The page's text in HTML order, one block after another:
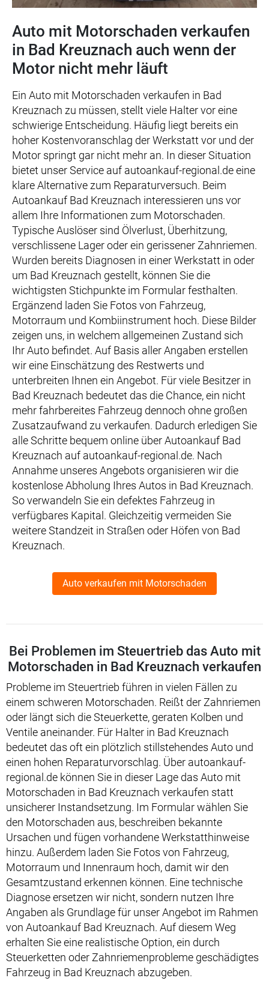
Auto mit Motorschaden verkaufen
in Bad Kreuznach auch wenn der
Motor nicht mehr läuft
Ein Auto mit Motorschaden verkaufen in Bad
Kreuznach zu müssen, stellt viele Halter vor eine
schwierige Entscheidung. Häufig liegt bereits ein
hoher Kostenvoranschlag der Werkstatt vor und der
Motor springt gar nicht mehr an. In dieser Situation
bietet unser Service auf autoankauf-regional.de eine
klare Alternative zum Reparaturversuch. Beim
Autoankauf Bad Kreuznach interessieren uns vor
allem Ihre Informationen zum Motorschaden.
Typische Auslöser sind Ölverlust, Überhitzung,
verschlissene Lager oder ein gerissener Zahnriemen.
Wurden bereits Diagnosen in einer Werkstatt in oder
um Bad Kreuznach gestellt, können Sie die
wichtigsten Stichpunkte im Formular festhalten.
Ergänzend laden Sie Fotos von Fahrzeug,
Motorraum und Kombiinstrument hoch. Diese Bilder
zeigen uns, in welchem allgemeinen Zustand sich
Ihr Auto befindet. Auf Basis aller Angaben erstellen
wir eine Einschätzung des Restwerts und
unterbreiten Ihnen ein Angebot. Für viele Besitzer in
Bad Kreuznach bedeutet das die Chance, ein nicht
mehr fahrbereites Fahrzeug dennoch ohne großen
Zusatzaufwand zu verkaufen. Dadurch erledigen Sie
alle Schritte bequem online über Autoankauf Bad
Kreuznach auf autoankauf-regional.de. Nach
Annahme unseres Angebots organisieren wir die
kostenlose Abholung Ihres Autos in Bad Kreuznach.
So verwandeln Sie ein defektes Fahrzeug in
verfügbares Kapital. Gleichzeitig vermeiden Sie
weitere Standzeit in Straßen oder Höfen von Bad
Kreuznach.
Auto verkaufen mit Motorschaden
Bei Problemen im Steuertrieb das Auto mit
Motorschaden in Bad Kreuznach verkaufen
Probleme im Steuertrieb führen in vielen Fällen zu
einem schweren Motorschaden. Reißt der Zahnriemen
oder längt sich die Steuerkette, geraten Kolben und
Ventile aneinander. Für Halter in Bad Kreuznach
bedeutet das oft ein plötzlich stillstehendes Auto und
einen hohen Reparaturvorschlag. Über autoankauf-
regional.de können Sie in dieser Lage das Auto mit
Motorschaden in Bad Kreuznach verkaufen statt
unsicherer Instandsetzung. Im Formular wählen Sie
den Motorschaden aus, beschreiben bekannte
Ursachen und fügen vorhandene Werkstatthinweise
hinzu. Außerdem laden Sie Fotos von Fahrzeug,
Motorraum und Innenraum hoch, damit wir den
Gesamtzustand erkennen können. Eine technische
Diagnose ersetzen wir nicht, sondern nutzen Ihre
Angaben als Grundlage für unser Angebot im Rahmen
von Autoankauf Bad Kreuznach. Auf diesem Weg
erhalten Sie eine realistische Option, ein durch
Steuerketten oder Zahnriemenprobleme geschädigtes
Fahrzeug in Bad Kreuznach abzugeben.